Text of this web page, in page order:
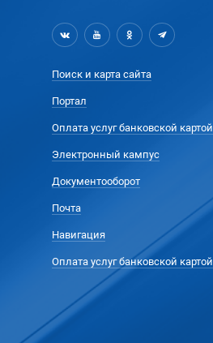
Поиск и карта сайта
Портал
Оплата услуг банковской картой
Электронный кампус
Документооборот
Почта
Навигация
Оплата услуг банковской картой